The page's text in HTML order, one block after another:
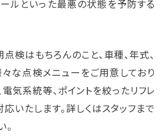
ルといった最悪の状態を予防する
検はもちろんのこと、車種、年式、
な点検メニューをご用意しており
電気系統等、ポイントを絞ったリフレ
いたします。詳しくはスタッフまで